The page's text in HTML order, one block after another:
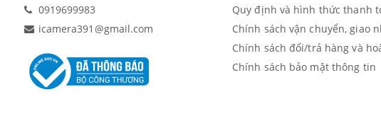
0919699983
icamera391@gmail.com
Quy định và hình thức thanh
Chính sách vận chuyển, giao
Chính sách đổi/trả hàng và
Chính sách bảo mật thông tin